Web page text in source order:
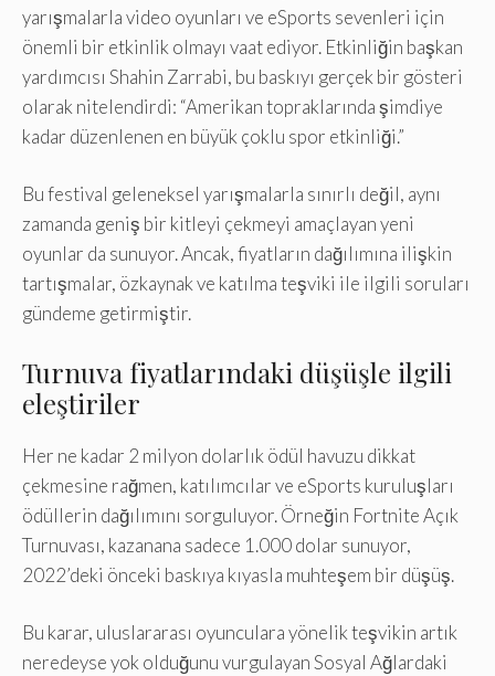
yarışmalarla video oyunları ve eSports sevenleri için
önemli bir etkinlik olmayı vaat ediyor. Etkinliğin başkan
yardımcısı Shahin Zarrabi, bu baskıyı gerçek bir gösteri
olarak nitelendirdi: “Amerikan topraklarında şimdiye
kadar düzenlenen en büyük çoklu spor etkinliği.”
Bu festival geleneksel yarışmalarla sınırlı değil, aynı
zamanda geniş bir kitleyi çekmeyi amaçlayan yeni
oyunlar da sunuyor. Ancak, fiyatların dağılımına ilişkin
tartışmalar, özkaynak ve katılma teşviki ile ilgili soruları
gündeme getirmiştir.
Turnuva fiyatlarındaki düşüşle ilgili
eleştiriler
Her ne kadar 2 milyon dolarlık ödül havuzu dikkat
çekmesine rağmen, katılımcılar ve eSports kuruluşları
ödüllerin dağılımını sorguluyor. Örneğin Fortnite Açık
Turnuvası, kazanana sadece 1.000 dolar sunuyor,
2022’deki önceki baskıya kıyasla muhteşem bir düşüş.
Bu karar, uluslararası oyunculara yönelik teşvikin artık
neredeyse yok olduğunu vurgulayan Sosyal Ağlardaki